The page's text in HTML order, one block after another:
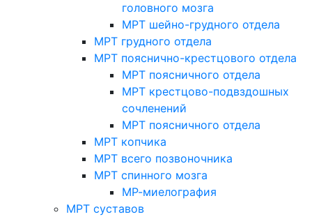
головного мозга
МРТ шейно-грудного отдела
МРТ грудного отдела
МРТ пояснично-крестцового отдела
МРТ поясничного отдела
МРТ крестцово-подвздошных
сочленений
МРТ поясничного отдела
МРТ копчика
МРТ всего позвоночника
МРТ спинного мозга
МР-миелография
МРТ суставов